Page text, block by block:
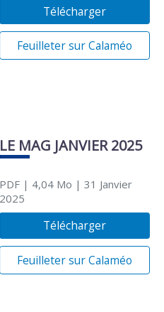
Télécharger
Feuilleter sur Calaméo
LE MAG JANVIER 2025
PDF| 4,04 Mo | 31 Janvier
2025
Télécharger
Feuilleter sur Calaméo